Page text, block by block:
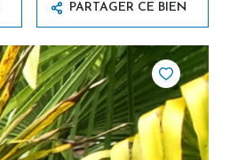
PARTAGER CE BIEN